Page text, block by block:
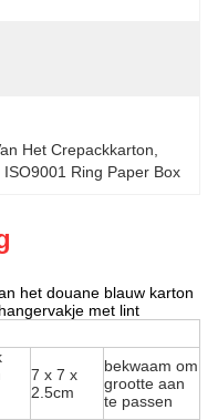
Het Crepackkarton
ISO9001 Ring Paper Box
het douane blauw karton
met lint
7 x 7 x
2.5cm
bekwaam om
grootte aan
te passen